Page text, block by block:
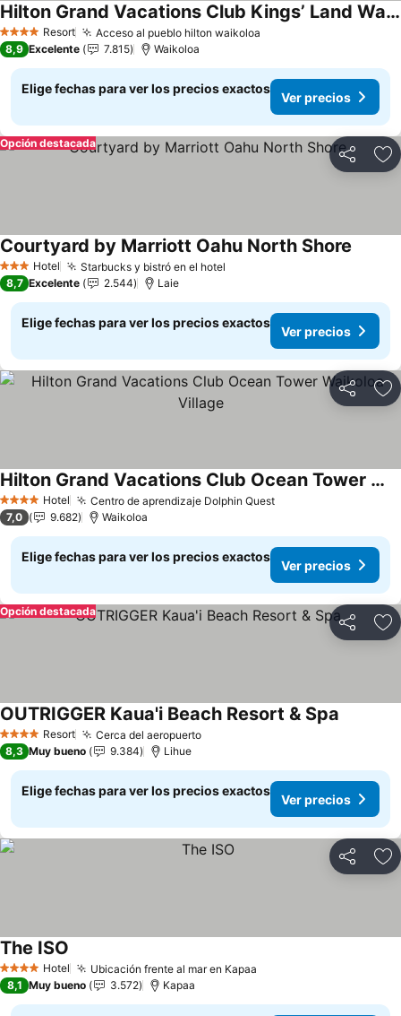
4 EstrellasResort Acceso al pueblo hilton waikoloa
Hilton Grand Vacations Club Kings’ Land Waikoloa
Ver precios
8,9 Excelente 7.815 Waikoloa
Elige fechas para ver los precios exactos
Ver precios
Compartir
Opción destacada
3 Estrellas
Hotel Starbucks y bistró en el hotel
Courtyard by Marriott Oahu North Shore
8,7 Excelente 2.544 Laie
Elige fechas para ver los precios exactos
Ver precios
Compartir
4 EstrellasHotel Centro de aprendizaje Dolphin QuestVer precios
Hilton Grand Vacations Club Ocean Tower Waikoloa Village
Ver precios
7,0 9.682 Waikoloa
Elige fechas para ver los precios exactos
Ver precios
Compartir
Opción destacada
4 EstrellasResort Cerca del aeropuertoVer precios
OUTRIGGER Kaua'i Beach Resort & Spa
8,3 Muy bueno 9.384 Lihue
Elige fechas para ver los precios exactos
Ver precios
Compartir
4 EstrellasHotel Ubicación frente al mar en Kapaa
The ISO
8,1 Muy bueno 3.572 Kapaa